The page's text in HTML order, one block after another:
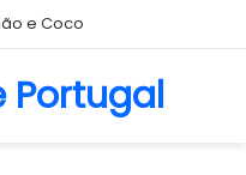
Portugal